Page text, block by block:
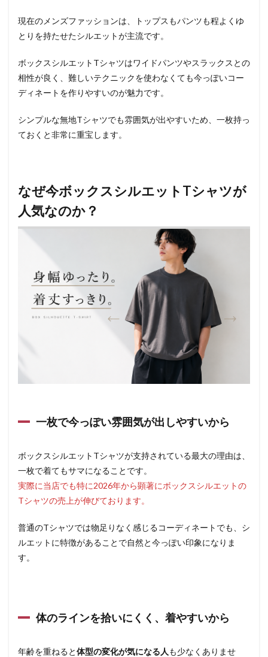
現在のメンズファッションは、トップスもパンツも程よくゆ
とりを持たせたシルエットが主流です。
ボックスシルエットTシャツはワイドパンツやスラックスとの
相性が良く、難しいテクニックを使わなくても今っぽいコー
ディネートを作りやすいのが魅力です。
シンプルな無地Tシャツでも雰囲気が出やすいため、一枚持っ
ておくと非常に重宝します。
なぜ今ボックスシルエットTシャツが
人気なのか？
一枚で今っぽい雰囲気が出しやすいから
ボックスシルエットTシャツが支持されている最大の理由は、
一枚で着てもサマになることです。
実際に当店でも特に2026年から顕著にボックスシルエットの
Tシャツの売上が伸びております。
普通のTシャツでは物足りなく感じるコーディネートでも、シ
ルエットに特徴があることで自然と今っぽい印象になりま
す。
体のラインを拾いにくく、着やすいから
年齢を重ねると体型の変化が気になる人 も少なくありませ